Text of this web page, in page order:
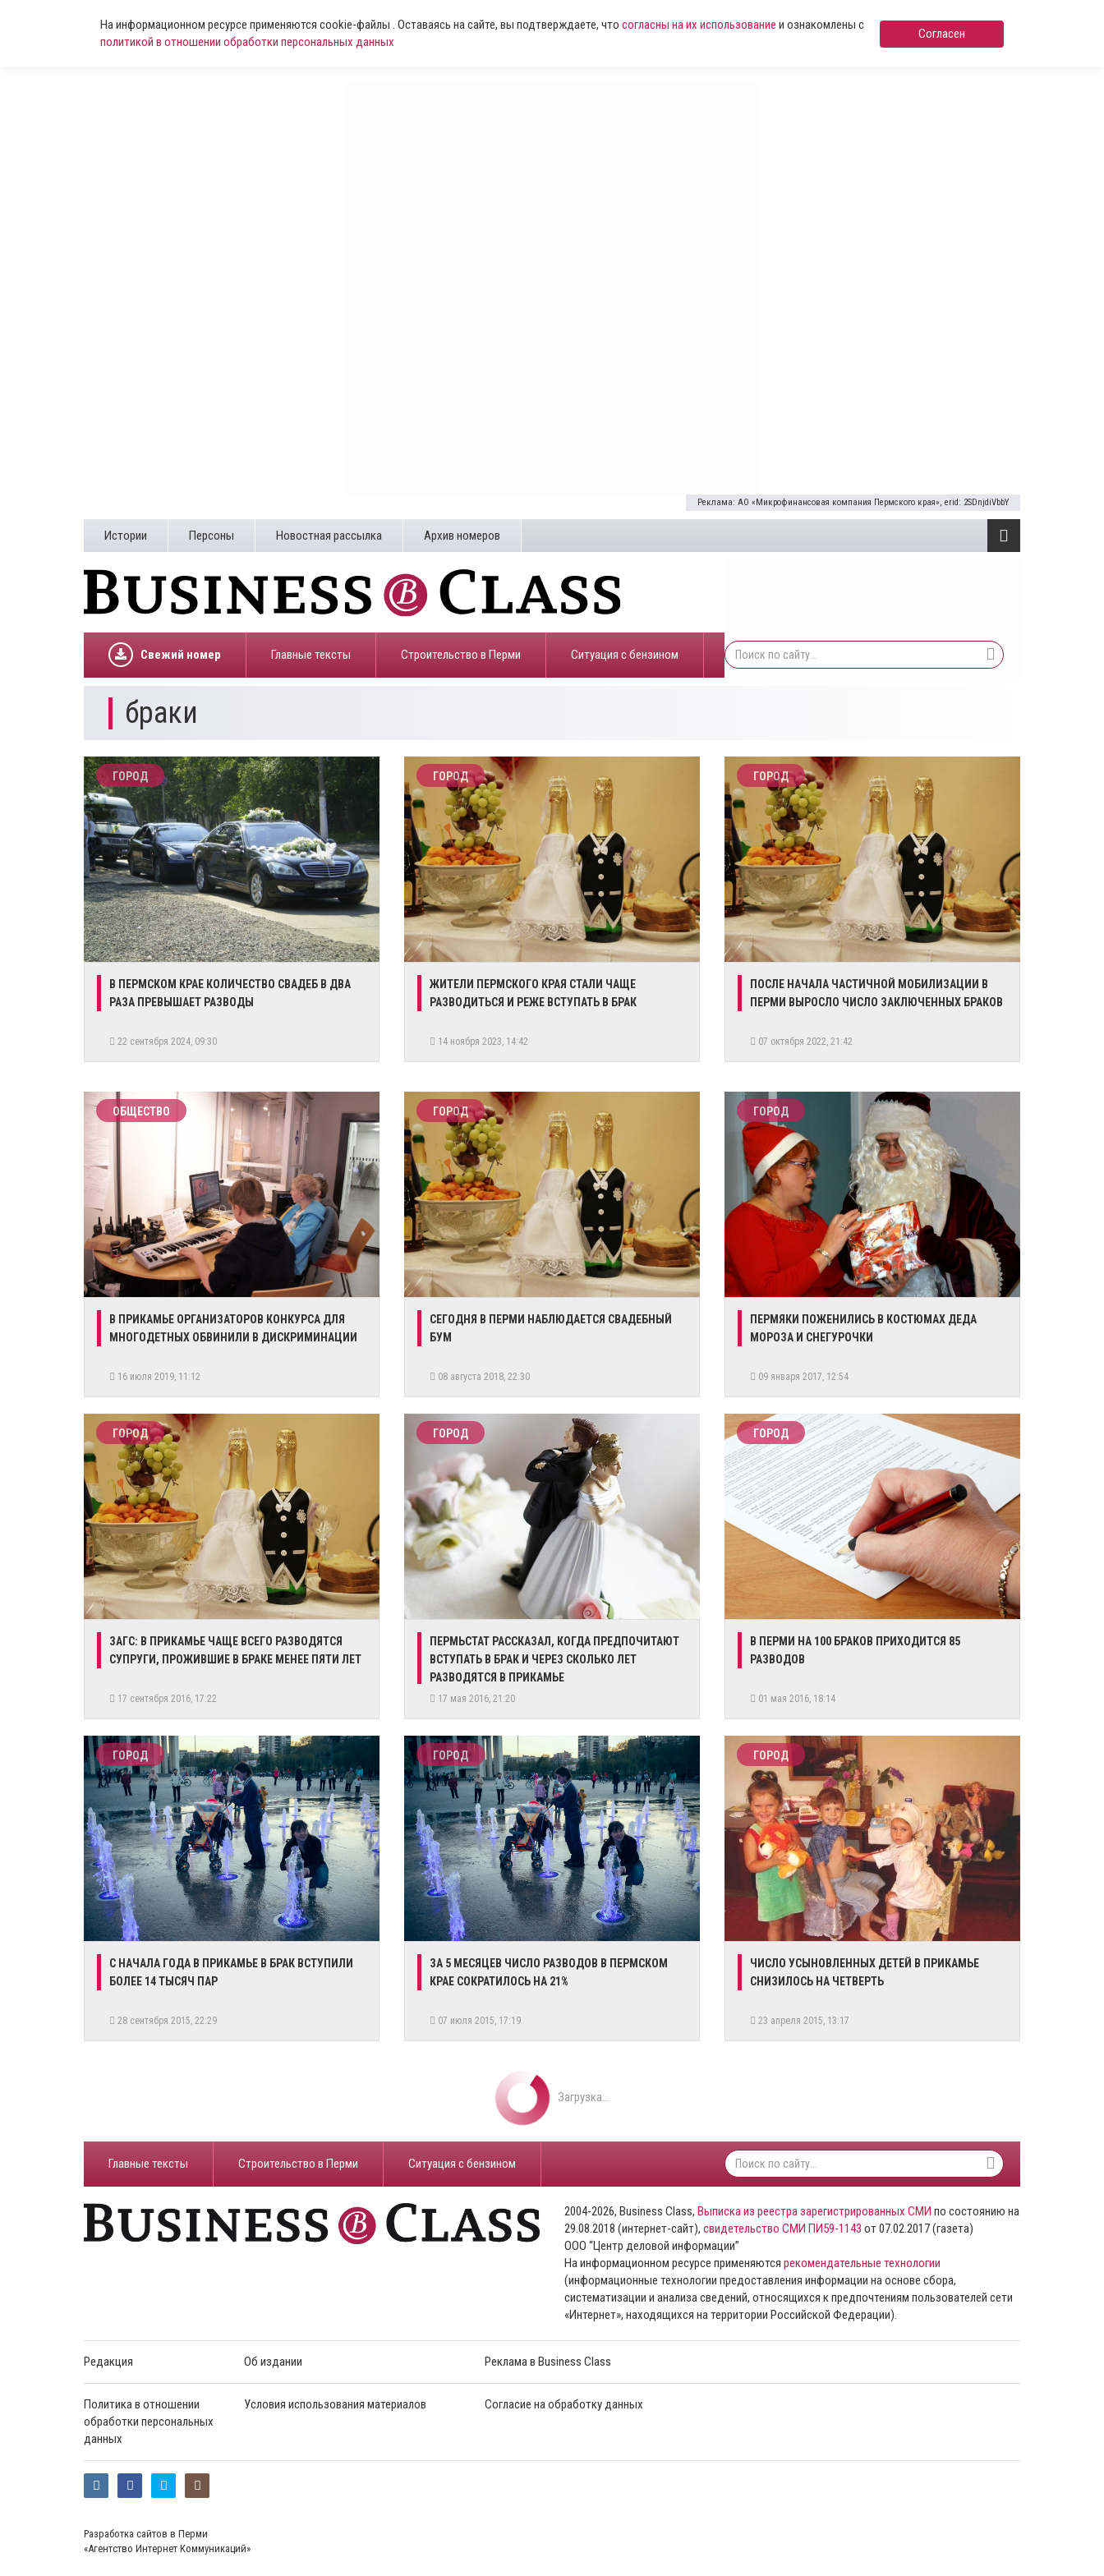
На информационном ресурсе применяются cookie-файлы . Оставаясь на сайте, вы подтверждаете, что согласны на их использование и ознакомлены с
политикой в отношении обработки персональных данных
Согласен
Реклама: АО «Микрофинансовая компания Пермского края», erid: 2SDnjdiVbbY
Истории Персоны Новостная рассылка Архив номеров
Свежий номер Главные тексты Строительство в Перми ​Ситуация с бензином
браки
ГОРОД
В ПЕРМСКОМ КРАЕ КОЛИЧЕСТВО СВАДЕБ В ДВА
РАЗА ПРЕВЫШАЕТ РАЗВОДЫ
22 сентября 2024, 09:30
ГОРОД
ЖИТЕЛИ ПЕРМСКОГО КРАЯ СТАЛИ ЧАЩЕ
РАЗВОДИТЬСЯ И РЕЖЕ ВСТУПАТЬ В БРАК
14 ноября 2023, 14:42
ГОРОД
​ПОСЛЕ НАЧАЛА ЧАСТИЧНОЙ МОБИЛИЗАЦИИ В
ПЕРМИ ВЫРОСЛО ЧИСЛО ЗАКЛЮЧЕННЫХ БРАКОВ
07 октября 2022, 21:42
ОБЩЕСТВО
В ПРИКАМЬЕ ОРГАНИЗАТОРОВ КОНКУРСА ДЛЯ
МНОГОДЕТНЫХ ОБВИНИЛИ В ДИСКРИМИНАЦИИ
16 июля 2019, 11:12
ГОРОД
СЕГОДНЯ В ПЕРМИ НАБЛЮДАЕТСЯ СВАДЕБНЫЙ
БУМ
08 августа 2018, 22:30
ГОРОД
​ПЕРМЯКИ ПОЖЕНИЛИСЬ В КОСТЮМАХ ДЕДА
МОРОЗА И СНЕГУРОЧКИ
09 января 2017, 12:54
ГОРОД
​ЗАГС: В ПРИКАМЬЕ ЧАЩЕ ВСЕГО РАЗВОДЯТСЯ
СУПРУГИ, ПРОЖИВШИЕ В БРАКЕ МЕНЕЕ ПЯТИ ЛЕТ
17 сентября 2016, 17:22
ГОРОД
ПЕРМЬСТАТ РАССКАЗАЛ, КОГДА ПРЕДПОЧИТАЮТ
ВСТУПАТЬ В БРАК И ЧЕРЕЗ СКОЛЬКО ЛЕТ
РАЗВОДЯТСЯ В ПРИКАМЬЕ
17 мая 2016, 21:20
ГОРОД
В ПЕРМИ НА 100 БРАКОВ ПРИХОДИТСЯ 85
РАЗВОДОВ
01 мая 2016, 18:14
ГОРОД
С НАЧАЛА ГОДА В ПРИКАМЬЕ В БРАК ВСТУПИЛИ
БОЛЕЕ 14 ТЫСЯЧ ПАР
28 сентября 2015, 22:29
ГОРОД
ЗА 5 МЕСЯЦЕВ ЧИСЛО РАЗВОДОВ В ПЕРМСКОМ
КРАЕ СОКРАТИЛОСЬ НА 21%
07 июля 2015, 17:19
ГОРОД
ЧИСЛО УСЫНОВЛЕННЫХ ДЕТЕЙ В ПРИКАМЬЕ
СНИЗИЛОСЬ НА ЧЕТВЕРТЬ
23 апреля 2015, 13:17
Загрузка...
Главные тексты Строительство в Перми ​Ситуация с бензином
2004-2026, Business Class, Выписка из реестра зарегистрированных СМИ по состоянию на
29.08.2018 (интернет-сайт), свидетельство СМИ ПИ59-1143 от 07.02.2017 (газета)
ООО “Центр деловой информации”
На информационном ресурсе применяются рекомендательные технологии
(информационные технологии предоставления информации на основе сбора,
систематизации и анализа сведений, относящихся к предпочтениям пользователей сети
«Интернет», находящихся на территории Российской Федерации).
Редакция Об издании Реклама в Business Class
Политика в отношении
обработки персональных
данных
Условия использования материалов Согласие на обработку данных
Разработка сайтов в Перми
«Агентство Интернет Коммуникаций»